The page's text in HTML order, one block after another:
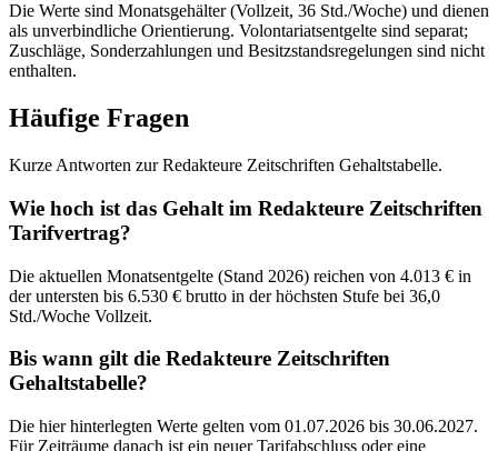
Die Werte sind Monatsgehälter (Vollzeit, 36 Std./Woche) und dienen
als unverbindliche Orientierung. Volontariatsentgelte sind separat;
Zuschläge, Sonderzahlungen und Besitzstandsregelungen sind nicht
enthalten.
Häufige Fragen
Kurze Antworten zur Redakteure Zeitschriften Gehaltstabelle.
Wie hoch ist das Gehalt im Redakteure Zeitschriften
Tarifvertrag?
Die aktuellen Monatsentgelte (Stand 2026) reichen von 4.013 € in
der untersten bis 6.530 € brutto in der höchsten Stufe bei 36,0
Std./Woche Vollzeit.
Bis wann gilt die Redakteure Zeitschriften
Gehaltstabelle?
Die hier hinterlegten Werte gelten vom 01.07.2026 bis 30.06.2027.
Für Zeiträume danach ist ein neuer Tarifabschluss oder eine